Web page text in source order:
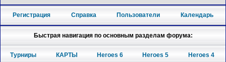
Регистрация Справка Пользователи Календарь
Быстрая навигация по основным разделам форума:
Турниры КАРТЫ Heroes 6 Heroes 5 Heroes 4